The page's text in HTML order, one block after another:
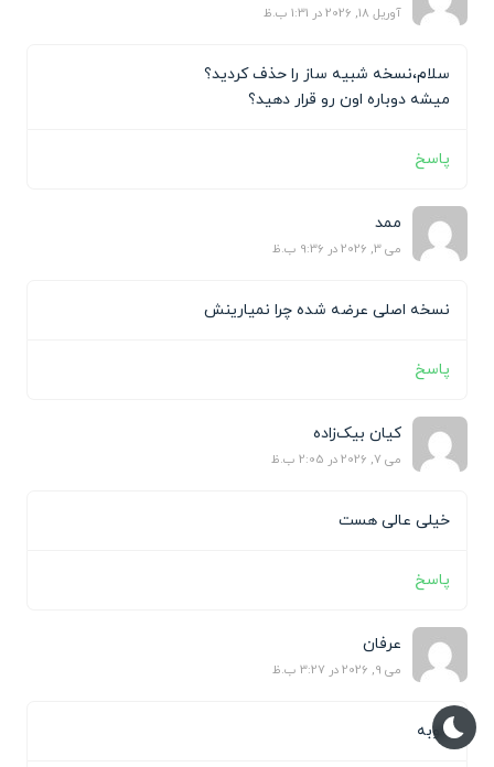
آوریل 18, 2026 در 1:31 ب.ظ
سلام،نسخه شبیه ساز را حذف کردید؟
میشه دوباره اون رو قرار دهید؟
پاسخ
ممد
می 3, 2026 در 9:36 ب.ظ
نسخه اصلی عرضه شده چرا نمیارینش
پاسخ
کیان بیک‌زاده
می 7, 2026 در 2:05 ب.ظ
خیلی عالی هست
پاسخ
عرفان
می 9, 2026 در 3:27 ب.ظ
خوبه